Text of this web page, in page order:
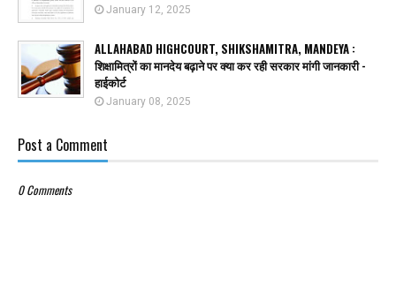
January 12, 2025
ALLAHABAD HIGHCOURT, SHIKSHAMITRA, MANDEYA :
शिक्षामित्रों का मानदेय बढ़ाने पर क्या कर रही सरकार मांगी जानकारी -
हाईकोर्ट
January 08, 2025
Post a Comment
0 Comments